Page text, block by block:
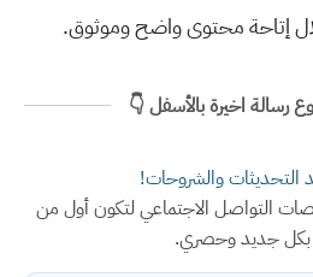
إتاحة محتوى واضح وموثوق.
رسالة اخيرة بالأسفل 👇
التحديثات والشروحات!
التواصل الاجتماعي لتكون أول من
جديد وحصري.